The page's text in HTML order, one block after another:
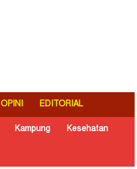
OPINI EDITORIAL
Kampung Kesehatan